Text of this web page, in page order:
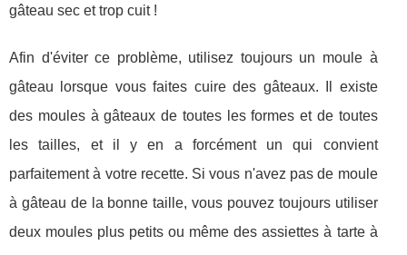
gâteau sec et trop cuit !
Afin d'éviter ce problème, utilisez toujours un moule à
gâteau lorsque vous faites cuire des gâteaux. Il existe
des moules à gâteaux de toutes les formes et de toutes
les tailles, et il y en a forcément un qui convient
parfaitement à votre recette. Si vous n'avez pas de moule
à gâteau de la bonne taille, vous pouvez toujours utiliser
deux moules plus petits ou même des assiettes à tarte à